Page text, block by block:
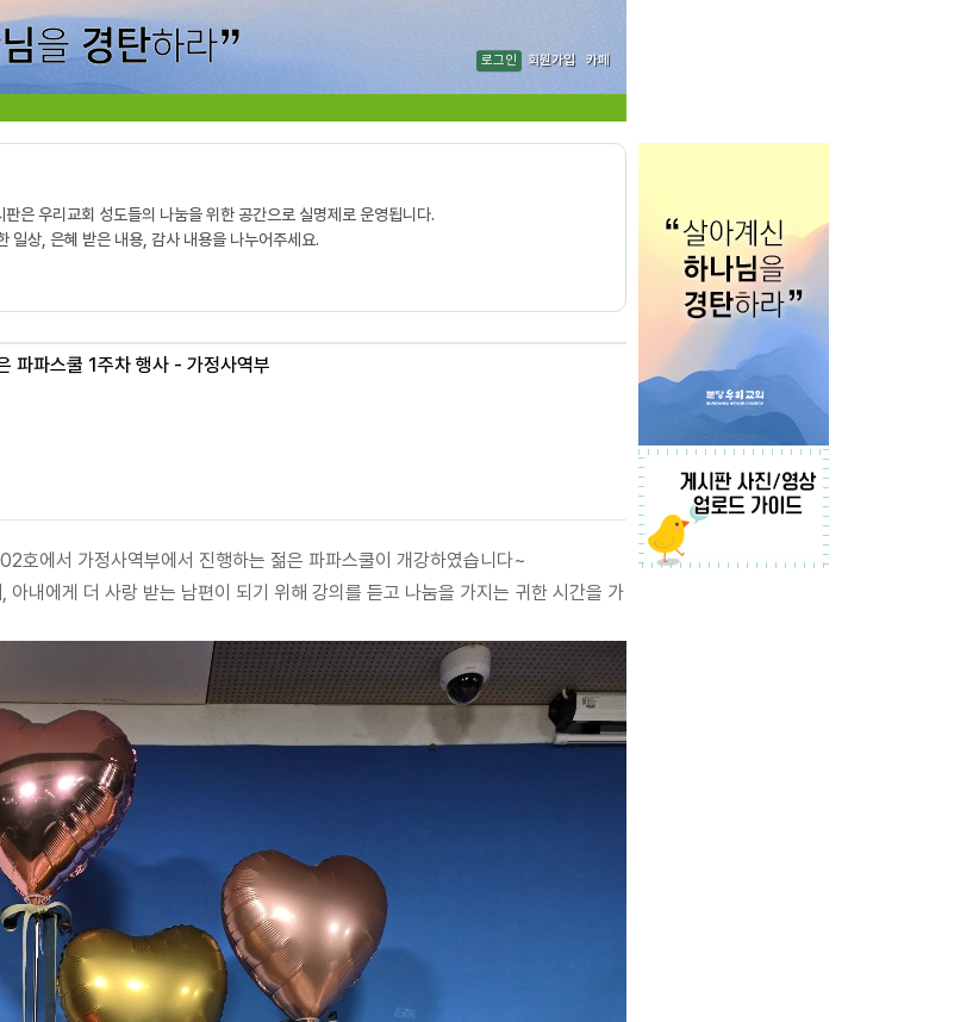
로그인 회원가입 카페
판은 우리교회 성도들의 나눔을 위한 공간으로 실명제로 운영됩니다.
일상, 은혜 받은 내용, 감사 내용을 나누어주세요.
파파스쿨 1주차 행사 - 가정사역부
호에서 가정사역부에서 진행하는 젊은 파파스쿨이 개강하였습니다~
내에게 더 사랑 받는 남편이 되기 위해 강의를 듣고 나눔을 가지는 귀한 시간을 가